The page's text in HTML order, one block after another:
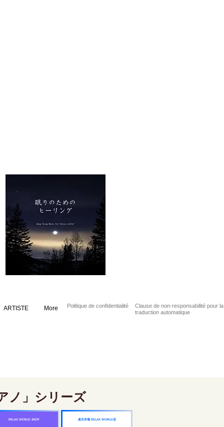
ARTISTE More Politique de confidentialité
Clause de non-responsabilité pour la
traduction automatique
ノ」シリーズ
楽天市場 RELAX WORLD店
RELAX WORLD SHOP